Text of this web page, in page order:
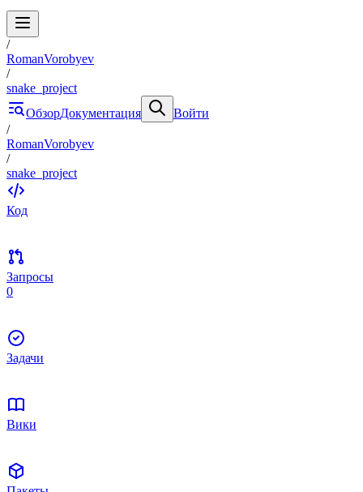
/
RomanVorobyev
/
snake_project
ОбзорДокументация
Войти
/
RomanVorobyev
/
snake_project
Код
Запросы
0
Задачи
Вики